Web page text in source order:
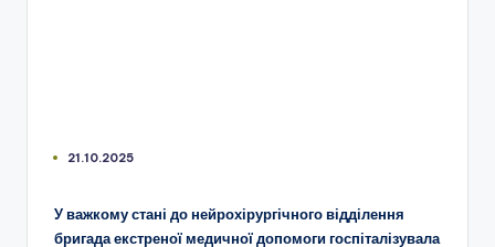
21.10.2025
У важкому стані до нейрохірургічного відділення
бригада екстреної медичної допомоги госпіталізувала